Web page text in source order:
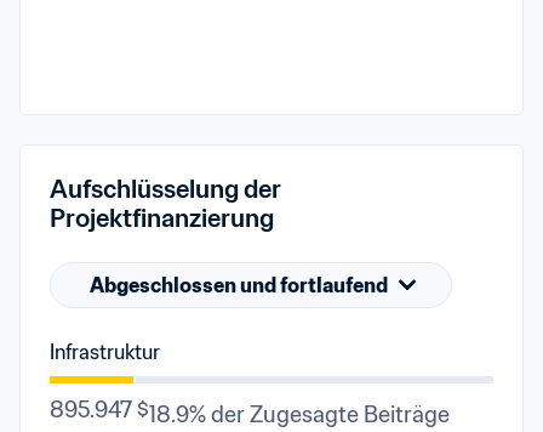
Aufschlüsselung der
Projektfinanzierung
Abgeschlossen und fortlaufend
Infrastruktur
895.947 $18.9% der Zugesagte Beiträge